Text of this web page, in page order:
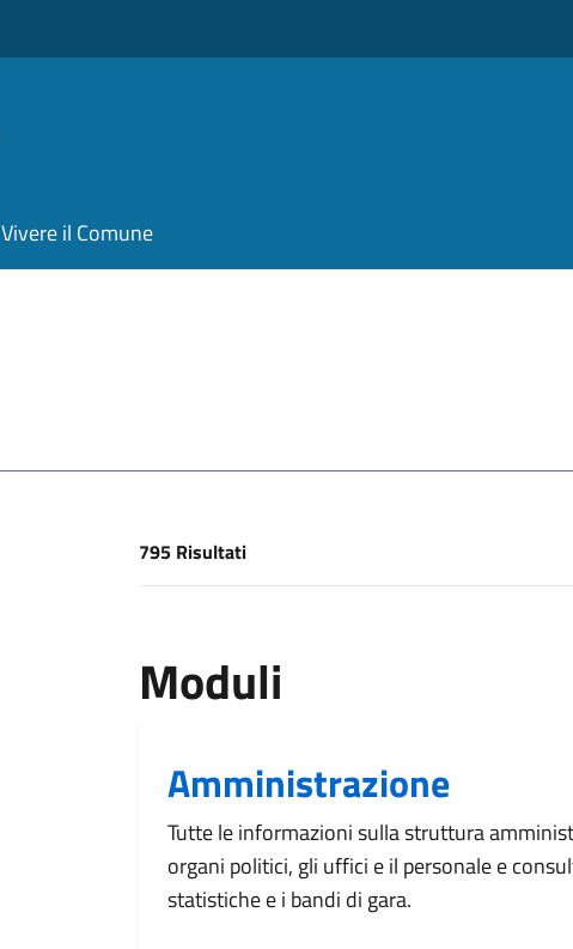
Vivere il Comune
[results] Risultati
795 Risultati
Moduli
Amministrazione
Tutte le informazioni sulla struttura
organi politici, gli uffici e il personale e
statistiche e i bandi di gara.